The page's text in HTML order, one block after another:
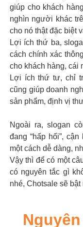
giúp cho khách
nghìn người khác
cho nó thật đặc biệt
Lợi ích thứ ba,
cách chính xác
cho khách hàng, cái
Lợi ích thứ tư, chỉ
cũng giúp doanh
sản phẩm, định vị
Ngoài ra, slogan
đang “hấp hối”,
một cách dễ dàng,
Vậy thì để có một
có nguyên tắc gì
nhé, Chotsale sẽ bật